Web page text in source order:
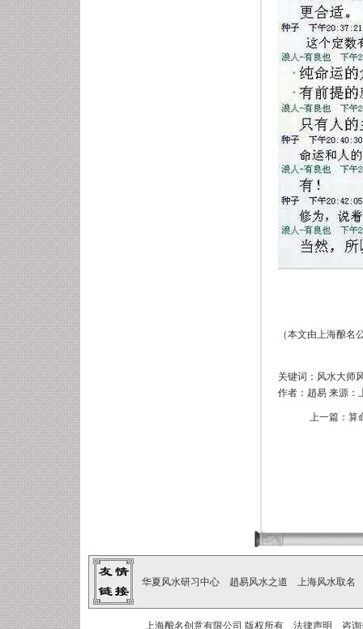
（本文由上海酿名
关键词：风水大师
作者：趙易 来源：
上一篇： 算
华夏风水研习中心 趙易风水之道 上海风水取名
上海酿名创意有限公司 版权所有 法律声明 咨询